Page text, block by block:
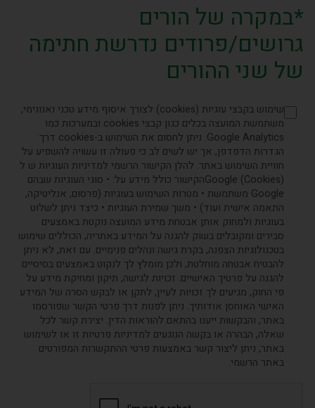
*במקרה של הורים
גרושים/פרודים נדרשת חתימה
של שני ההורים
שימוש בקבצי עוגיות (cookies) לצורך איסוף מידע טכני ואנונימי,
משתמשת המועצה בכלים כגון קבצי cookies ובמערכות כמו
Google Analytics. ניתן לחסום את השימוש ב-cookies דרך
הגדרות הדפדפן, אך יש לשים לב כי פעולה זו עשויה להשפיע על
חוויית השימוש באתר. להלן הקישור הרשמי למדיניות העוגיות ש ל
(Cookies) Googleהקישור כולל מידע על: • סוגי העוגיות שבהם
Google משתמשת • מטרות השימוש בעוגיות (פרסום, אנליטיקה,
התאמה אישית ועוד) • משך שמירת העוגיות • כיצד ניתן לשלוט
בעוגיות ולמחוק אותן אבטחת מידע המועצה נוקטת באמצעים
סבירים ומקובלים בשוק להגנה על המידע באתריה, הכוללים שימוש
בטכנולוגיות הצפנה, בקרת גישה ונהלים פנימיים. עם זאת, לא ניתן
להבטיח אבטחה מוחלטת, ולכן מומלץ לך לנקוט באמצעים בסיסיים
להגנה על פרטיך האישיים. זכויות לגישה, תיקון ומחיקת מידע על
פי החוק, מגיעים לך זכויות לעיין, לתקן או לבקש הסרה של המידע
האישי האוחסן אודותיך. ניתן לפנות דרך פרטי הקשר שפורסמו
באתר, והבקשות ייענו בהתאם להוראות הדין. יצירת קשר לכל
שאלה, הבהרה או בקשה הנוגעים למדיניות פרטיות זו או לשימוש
באתר, ניתן ליצור קשר באמצעות פרטי ההתקשרות המפורטים
באתר הרשמי.